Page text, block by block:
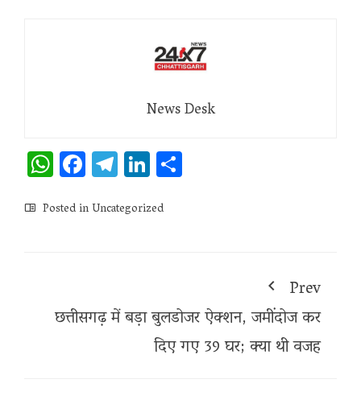
News Desk
WhatsApp
Facebook
Telegram
LinkedIn
Posted inUncategorized
Prev
छत्तीसगढ़ में बड़ा बुलडोजर ऐक्शन, जमींदोज कर
दिए गए 39 घर; क्या थी वजह